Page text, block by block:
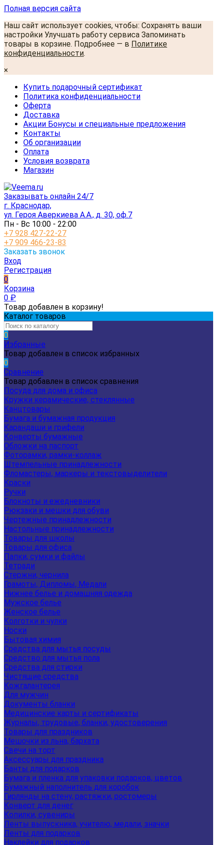
Полная версия сайта
Наш сайт использует cookies, чтобы: Сохранять ваши
настройки Улучшать работу сервиса Запоминать
товары в корзине. Подробнее — в Политике
конфиденциальности.
×
Купить подарочный сертификат
Политика конфиденциальности
Оферта
Доставка
Акции Бонусы и специальные предложения
Контакты
Об организации
Оплата
Условия возврата
Магазин
Заказывать онлайн 24/7
г. Краснодар,
ул. Героя Аверкиева А.А., д. 30, оф.7
Пн - Вс 10:00 - 22:00
+7 928 427-22-27
+7 909 466-23-83
Заказать звонок
Вход
Регистрация
0
Корзина
0 ₽
Товар добавлен в корзину!
Каталог товаров
0
Избранные
Товар добавлен в список избранных
0
Сравнение
Товар добавлен в список сравнения
Посуда для дома и офиса
Кружки керамические, стеклянные
Канцтовары
Бумага и бумажная продукция
Карандаши и грифели
Конверты бумажные
Обложки на паспорт
Фоторамки, рамки-коллаж
Штемпельные принадлежности
Фломастеры, маркеры и текстовыделители
Краски
Ручки
Блокноты и ежедневники
Рюкзаки и мешки для обуви
Чертежные принадлежности
Настольные принадлежности
Товары для школы
Товары для офиса
Папки, сумки и файлы
Тетради
Стержни, чернила
Грамоты, Дипломы, Медали
Нижнее белье и домашняя одежда
Мужское белье
Женское белье
Колготки и чулки
Носки
Бытовая химия
Средства для мытья посуды
Средство для мытья пола
Средства для стирки
Чистящие средства
Кожгалантерея
Для мужчин
Документы бланки
Медицинские карты и сертификаты
Журналы, трудовые, бланки, удостоверения
Товары для праздников
Мешочки из льна, бархата
Свечи на торт
Аксессуары для праздника
Банты для подарков
Бумага и пленка для упаковки подарков, цветов
Бумажный наполнитель для коробок
Гирлянды на стену, растяжки, ростомеры
Конверт для денег
Копилки, сувениры
Ленты выпускника, учителю, медали, значки
Ленты для подарков
Наклейки для подарков